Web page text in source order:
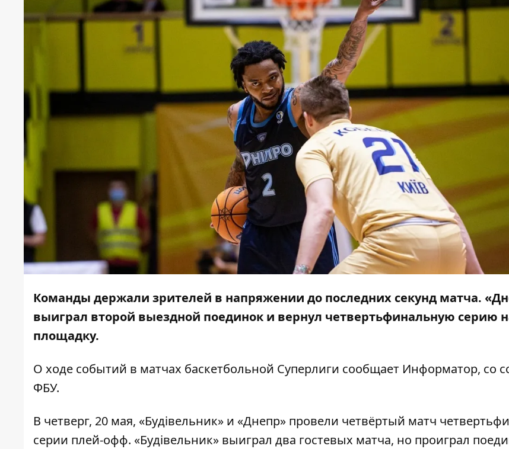
Команды держали зрителей в напряжении до последних секунд матча.
выиграл второй выездной поединок и вернул четвертьфинальную серию
площадку.
О ходе событий в матчах баскетбольной Суперлиги сообщает Информатор, со
ФБУ.
В четверг, 20 мая, «Будівельник» и «Днепр» провели четвёртый матч
серии плей-офф. «Будівельник» выиграл два гостевых матча, но проиграл